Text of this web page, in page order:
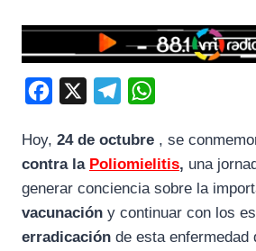
c
e
b
l
e
g
a
t
s
Hoy, 24 de octubre , se
contra la Poliomielitis, una
generar conciencia sobre la
vacunación y continuar con los
erradicación de esta enfermedad